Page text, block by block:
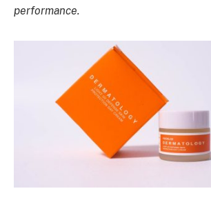
performance.